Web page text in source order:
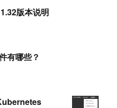
版本说明
有哪些？